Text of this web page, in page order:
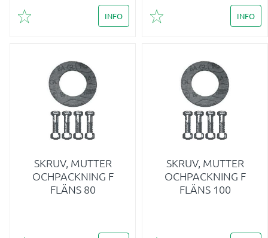
Lägg till i favoriter
INFO
Lägg till i favoriter
INFO
SKRUV, MUTTER
OCHPACKNING F
FLÄNS 80
SKRUV, MUTTER
OCHPACKNING F
FLÄNS 100